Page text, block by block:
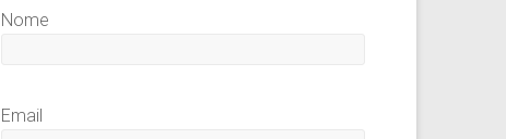
Nome
Email